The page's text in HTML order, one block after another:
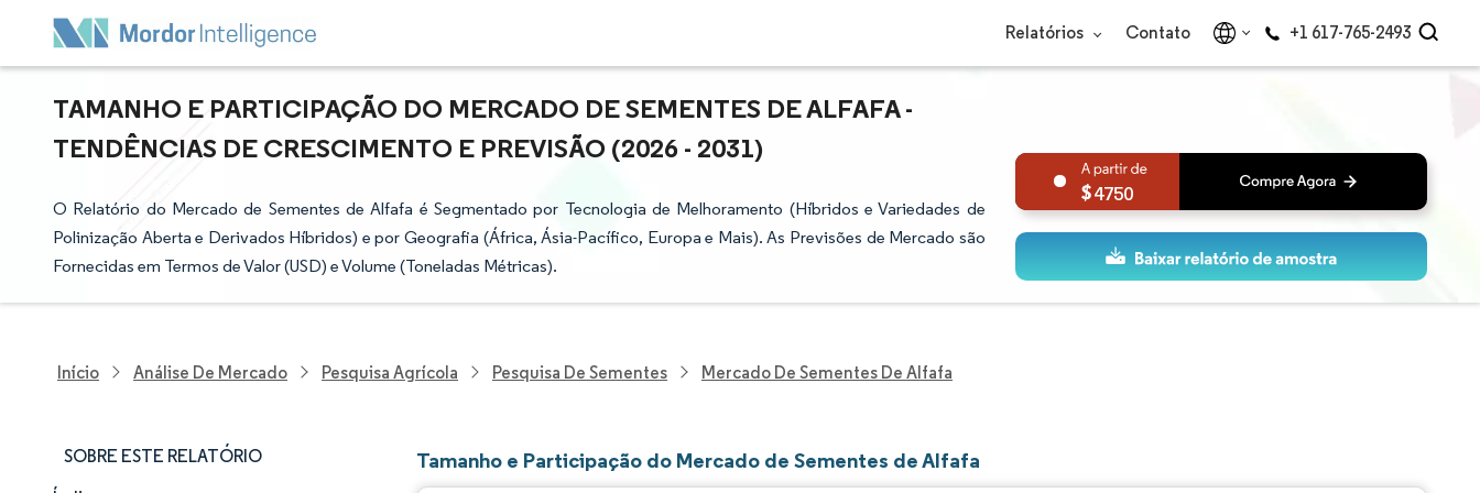
Relatórios Contato +1 617-765-2493
TAMANHO E PARTICIPAÇÃO DO MERCADO DE SEMENTES DE ALFAFA -
TENDÊNCIAS DE CRESCIMENTO E PREVISÃO (2026 - 2031)
O Relatório do Mercado de Sementes de Alfafa é Segmentado por Tecnologia de Melhoramento (Híbridos e Variedades de
Polinização Aberta e Derivados Híbridos) e por Geografia (África, Ásia-Pacífico, Europa e Mais). As Previsões de Mercado são
Fornecidas em Termos de Valor (USD) e Volume (Toneladas Métricas).
4750
Início Análise De Mercado Pesquisa Agrícola Pesquisa De Sementes Mercado De Sementes De Alfafa
SOBRE ESTE RELATÓRIO Tamanho e Participação do Mercado de Sementes de Alfafa